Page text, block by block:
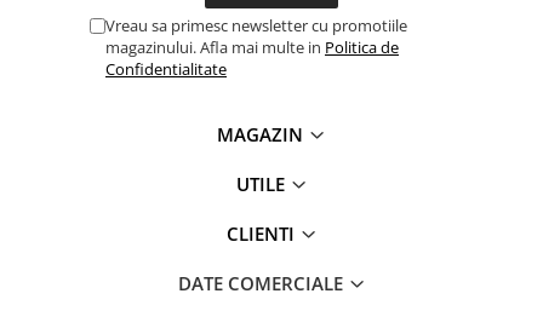
Vreau sa primesc newsletter cu promotiile
magazinului. Afla mai multe in Politica de
Confidentialitate
MAGAZIN
UTILE
CLIENTI
DATE COMERCIALE